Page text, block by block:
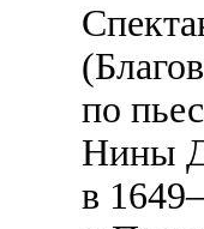
по
Нины
в